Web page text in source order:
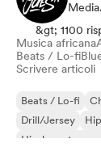
&gt; 1100
Musica africana
Beats / Lo-fi
Scrivere articoli
Beats / Lo-fi
Drill/Jersey
Hip-hop